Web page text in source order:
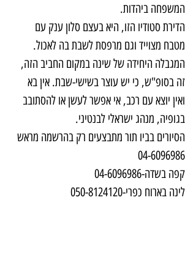
המשפחה ביהדות.
הדירת סטודיו הזו, היא בעצם סלון ענק עם
מטבח מצוייד וגם מרפסת לשבת בה לאכול.
המגבלה היחידה של שינה במקום החביב הזה,
זה בסופ"ש, כי יש עוצר בשישי-שבת. אין בא
ואין יוצא עם רכב, אי אפשר לעשן או להסתובב
בגופיה, מנהג ישראלי לבנטיני.
הסיורים בביו תור מתבצעים רק בהרשמה מראש
04-6096986
קפה בשדה-04-6096986
לינה בארוח כפרי-050-8124120